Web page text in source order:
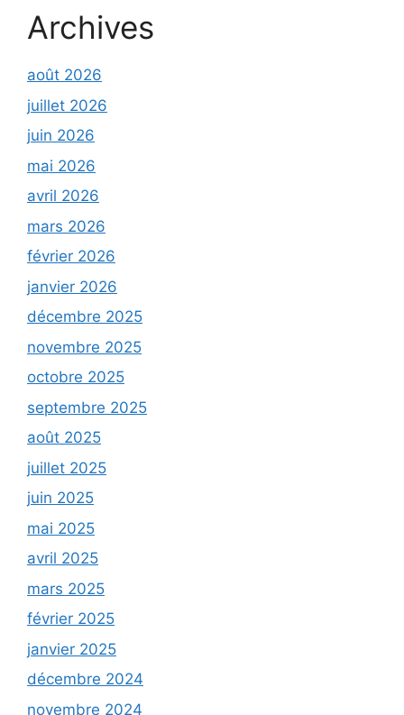
Archives
août 2026
juillet 2026
juin 2026
mai 2026
avril 2026
mars 2026
février 2026
janvier 2026
décembre 2025
novembre 2025
octobre 2025
septembre 2025
août 2025
juillet 2025
juin 2025
mai 2025
avril 2025
mars 2025
février 2025
janvier 2025
décembre 2024
novembre 2024